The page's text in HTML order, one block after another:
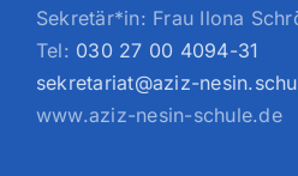
Sekretär*in: Frau Ilona
Tel: 030 27 00 4094-31
sekretariat@aziz-
www.aziz-nesin-schule.de